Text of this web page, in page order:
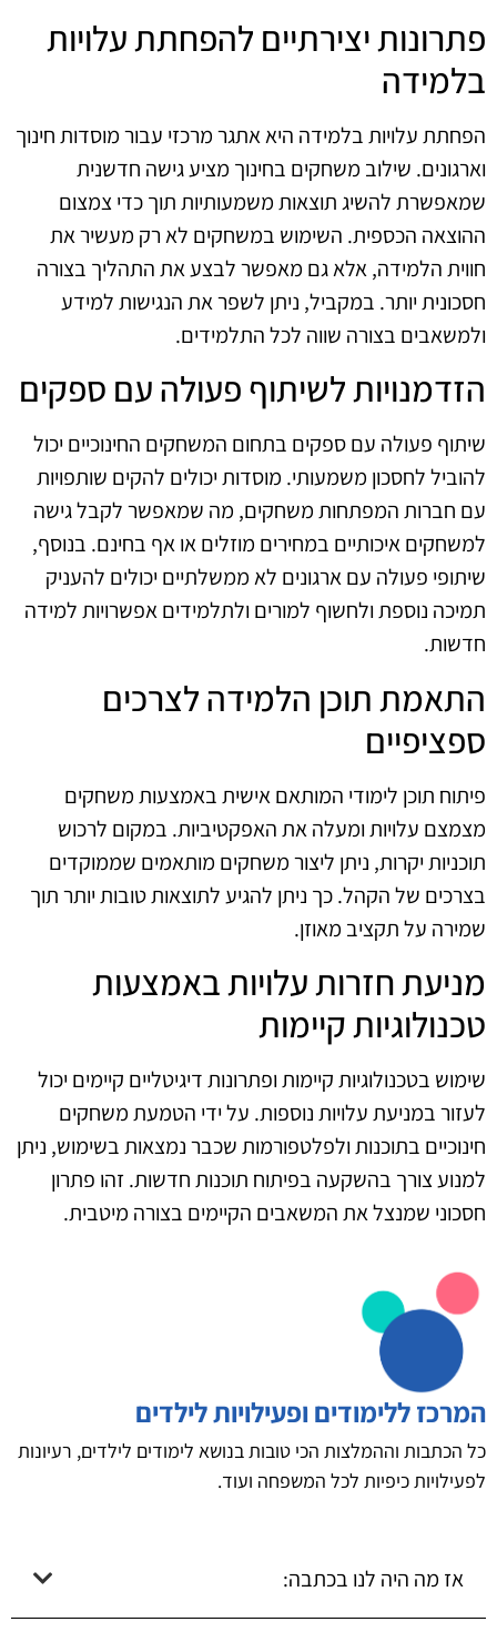
פתרונות יצירתיים להפחתת עלויות
בלמידה
הפחתת עלויות בלמידה היא אתגר מרכזי עבור מוסדות חינוך
וארגונים. שילוב משחקים בחינוך מציע גישה חדשנית
שמאפשרת להשיג תוצאות משמעותיות תוך כדי צמצום
ההוצאה הכספית. השימוש במשחקים לא רק מעשיר את
חווית הלמידה, אלא גם מאפשר לבצע את התהליך בצורה
חסכונית יותר. במקביל, ניתן לשפר את הנגישות למידע
ולמשאבים בצורה שווה לכל התלמידים.
הזדמנויות לשיתוף פעולה עם ספקים
שיתוף פעולה עם ספקים בתחום המשחקים החינוכיים יכול
להוביל לחסכון משמעותי. מוסדות יכולים להקים שותפויות
עם חברות המפתחות משחקים, מה שמאפשר לקבל גישה
למשחקים איכותיים במחירים מוזלים או אף בחינם. בנוסף,
שיתופי פעולה עם ארגונים לא ממשלתיים יכולים להעניק
תמיכה נוספת ולחשוף למורים ולתלמידים אפשרויות למידה
חדשות.
התאמת תוכן הלמידה לצרכים
ספציפיים
פיתוח תוכן לימודי המותאם אישית באמצעות משחקים
מצמצם עלויות ומעלה את האפקטיביות. במקום לרכוש
תוכניות יקרות, ניתן ליצור משחקים מותאמים שממוקדים
בצרכים של הקהל. כך ניתן להגיע לתוצאות טובות יותר תוך
שמירה על תקציב מאוזן.
מניעת חזרות עלויות באמצעות
טכנולוגיות קיימות
שימוש בטכנולוגיות קיימות ופתרונות דיגיטליים קיימים יכול
לעזור במניעת עלויות נוספות. על ידי הטמעת משחקים
חינוכיים בתוכנות ולפלטפורמות שכבר נמצאות בשימוש, ניתן
למנוע צורך בהשקעה בפיתוח תוכנות חדשות. זהו פתרון
חסכוני שמנצל את המשאבים הקיימים בצורה מיטבית.
המרכז ללימודים ופעילויות לילדים
כל הכתבות וההמלצות הכי טובות בנושא לימודים לילדים, רעיונות
לפעילויות כיפיות לכל המשפחה ועוד.
אז מה היה לנו בכתבה: